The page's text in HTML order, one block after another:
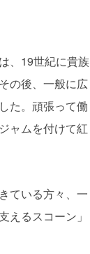
、19世紀に貴族
の後、一般に広
た。頑張って働
ャムを付けて紅
ている方々、一
えるスコーン」